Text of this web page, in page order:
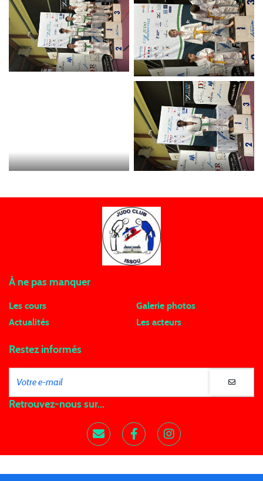
À ne pas manquer
Les cours
Actualités
Galerie photos
Les acteurs
Restez informés
Retrouvez-nous sur...